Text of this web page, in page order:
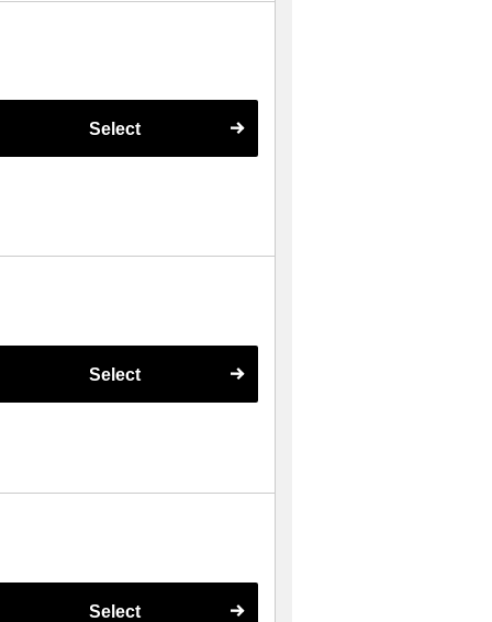
Select
Select
Select